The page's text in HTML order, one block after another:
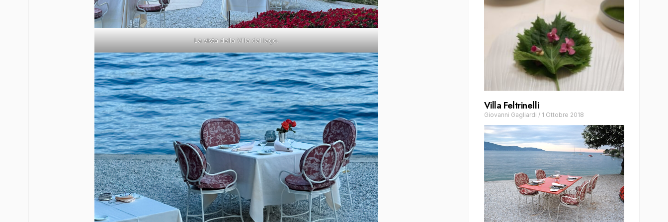
La vista della Villa dal lago.
Villa Feltrinelli
Giovanni Gagliardi / 1 Ottobre 2018